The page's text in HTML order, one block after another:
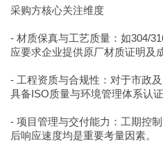
采购方核心关注维度
- 材质保真与工艺质量：如304/
应要求企业提供原厂材质证明及
- 工程资质与合规性：对于市政
具备ISO质量与环境管理体系认
- 项目管理与交付能力：工期控
后响应速度均是重要考量因素。